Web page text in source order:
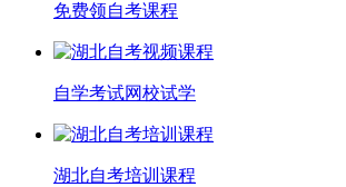
免费领自考课程
自学考试网校试学
湖北自考培训课程